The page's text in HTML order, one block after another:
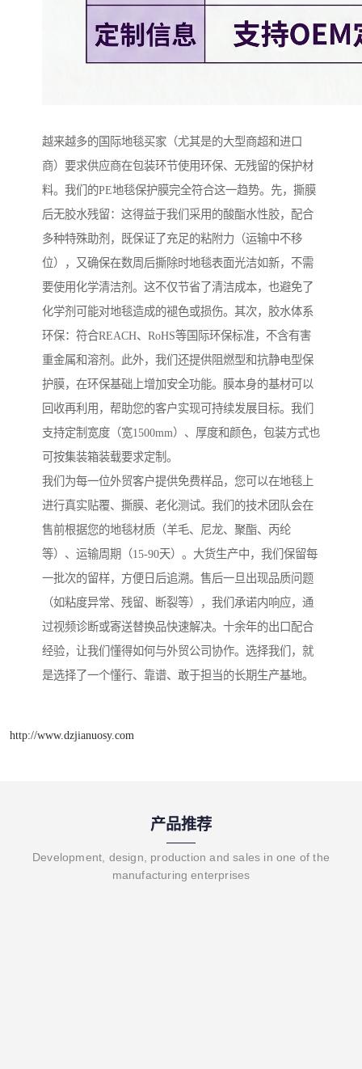
越来越多的国际地毯买家（尤其是的大型商超和进口
商）要求供应商在包装环节使用环保、无残留的保护材
料。我们的PE地毯保护膜完全符合这一趋势。先，撕膜
后无胶水残留：这得益于我们采用的酸酯水性胶，配合
多种特殊助剂，既保证了充足的粘附力（运输中不移
位），又确保在数周后撕除时地毯表面光洁如新，不需
要使用化学清洁剂。这不仅节省了清洁成本，也避免了
化学剂可能对地毯造成的褪色或损伤。其次，胶水体系
环保：符合REACH、RoHS等国际环保标准，不含有害
重金属和溶剂。此外，我们还提供阻燃型和抗静电型保
护膜，在环保基础上增加安全功能。膜本身的基材可以
回收再利用，帮助您的客户实现可持续发展目标。我们
支持定制宽度（宽1500mm）、厚度和颜色，包装方式也
可按集装箱装载要求定制。
我们为每一位外贸客户提供免费样品，您可以在地毯上
进行真实贴覆、撕膜、老化测试。我们的技术团队会在
售前根据您的地毯材质（羊毛、尼龙、聚酯、丙纶
等）、运输周期（15-90天）。大货生产中，我们保留每
一批次的留样，方便日后追溯。售后一旦出现品质问题
（如粘度异常、残留、断裂等），我们承诺内响应，通
过视频诊断或寄送替换品快速解决。十余年的出口配合
经验，让我们懂得如何与外贸公司协作。选择我们，就
是选择了一个懂行、靠谱、敢于担当的长期生产基地。
http://www.dzjianuosy.com
产品推荐
Development, design, production and sales in one of the
manufacturing enterprises